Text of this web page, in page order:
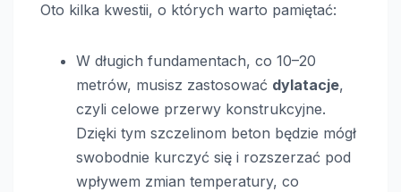
Oto kilka kwestii, o których warto pamiętać:
W długich fundamentach, co 10–20
metrów, musisz zastosować dylatacje,
czyli celowe przerwy konstrukcyjne.
Dzięki tym szczelinom beton będzie mógł
swobodnie kurczyć się i rozszerzać pod
wpływem zmian temperatury, co